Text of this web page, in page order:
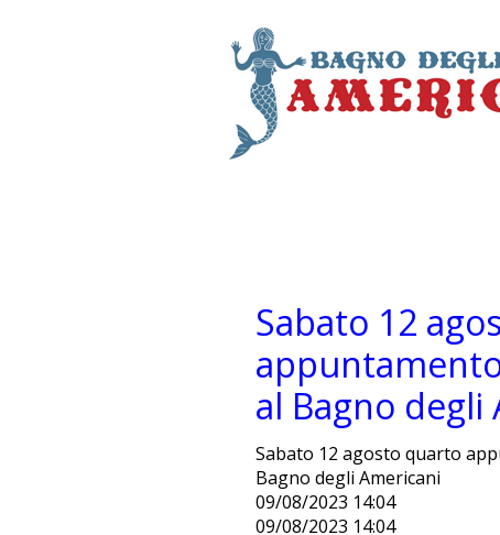
Sabato 12
al Bagno degli
Sabato 12 agosto quarto
Bagno degli Americani
09/08/2023 14:04
09/08/2023 14:04